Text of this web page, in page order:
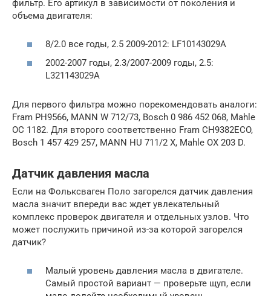
фильтр. Его артикул в зависимости от поколения и
объема двигателя:
8/2.0 все годы, 2.5 2009-2012: LF10143029A
2002-2007 годы, 2.3/2007-2009 годы, 2.5:
L321143029A
Для первого фильтра можно порекомендовать аналоги:
Fram PH9566, MANN W 712/73, Bosch 0 986 452 068, Mahle
OC 1182. Для второго соответственно Fram CH9382ECO,
Bosch 1 457 429 257, MANN HU 711/2 X, Mahle OX 203 D.
Датчик давления масла
Если на Фольксваген Поло загорелся датчик давления
масла значит впереди вас ждет увлекательный
комплекс проверок двигателя и отдельных узлов. Что
может послужить причиной из-за которой загорелся
датчик?
Малый уровень давления масла в двигателе.
Самый простой вариант — проверьте щуп, если